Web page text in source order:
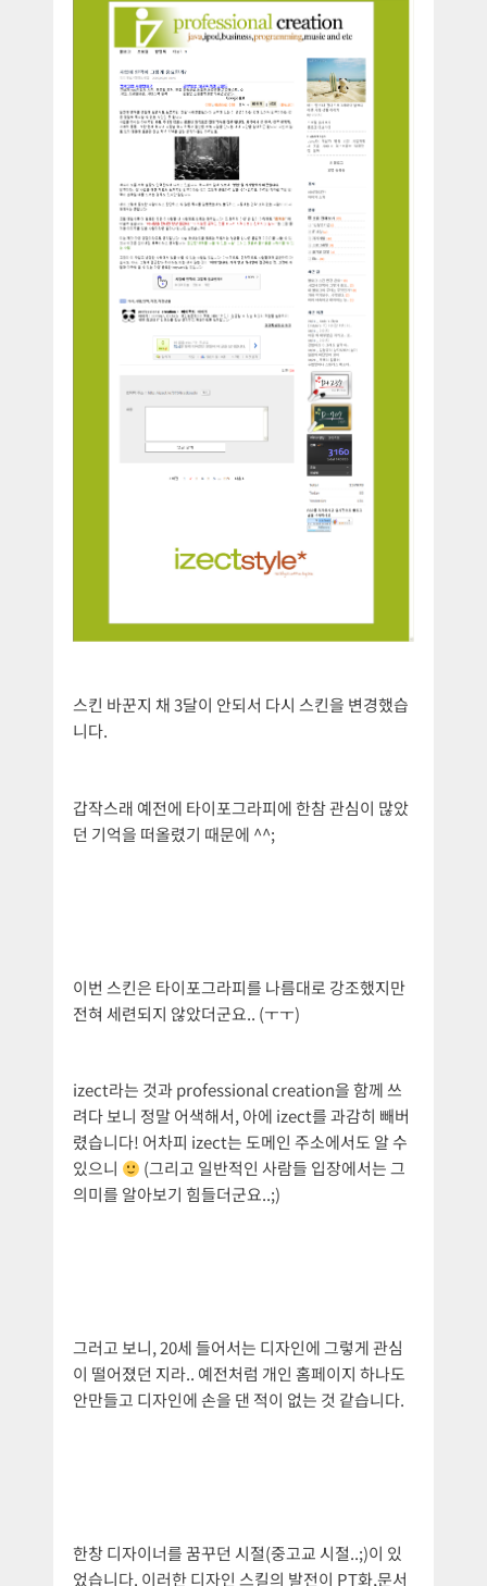
스킨 바꾼지 채 3달이 안되서 다시 스킨을 변경했습
니다.
갑작스래 예전에 타이포그라피에 한참 관심이 많았
던 기억을 떠올렸기 때문에 ^^;
이번 스킨은 타이포그라피를 나름대로 강조했지만
전혀 세련되지 않았더군요.. (ㅜㅜ)
izect라는 것과 professional creation을 함께 쓰
려다 보니 정말 어색해서, 아에 izect를 과감히 빼버
렸습니다! 어차피 izect는 도메인 주소에서도 알 수
있으니
(그리고 일반적인 사람들 입장에서는 그
의미를 알아보기 힘들더군요..;)
그러고 보니, 20세 들어서는 디자인에 그렇게 관심
이 떨어졌던 지라.. 예전처럼 개인 홈페이지 하나도
안만들고 디자인에 손을 댄 적이 없는 것 같습니다.
한창 디자이너를 꿈꾸던 시절(중고교 시절..;)이 있
었습니다. 이러한 디자인 스킬의 발전이 PT화,문서